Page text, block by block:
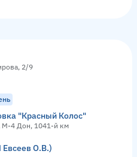
2/9
"Красный Колос"
М-4 Дон, 1041-й км
О.В.)